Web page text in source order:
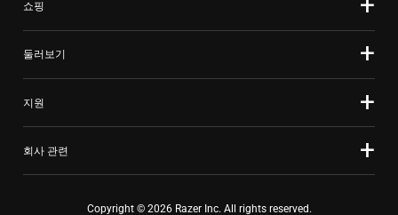
쇼핑
둘러보기
지원
회사 관련
Copyright © 2026 Razer Inc. All rights reserved.